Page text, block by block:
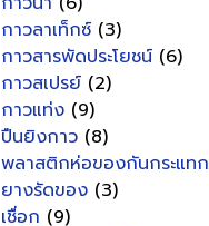
กาวลาเท็กซ์ (3)
กาวสารพัดประโยชน์ (6)
กาวสเปรย์ (2)
กาวแท่ง (9)
ปืนยิงกาว (8)
พลาสติกห่อของกันกระแทก
ยางรัดของ (3)
เชื่อก (9)